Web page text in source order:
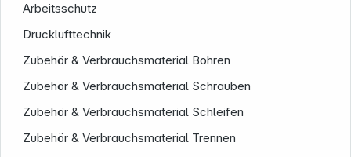
Arbeitsschutz
Drucklufttechnik
Zubehör & Verbrauchsmaterial Bohren
Zubehör & Verbrauchsmaterial Schrauben
Zubehör & Verbrauchsmaterial Schleifen
Zubehör & Verbrauchsmaterial Trennen
Informationen